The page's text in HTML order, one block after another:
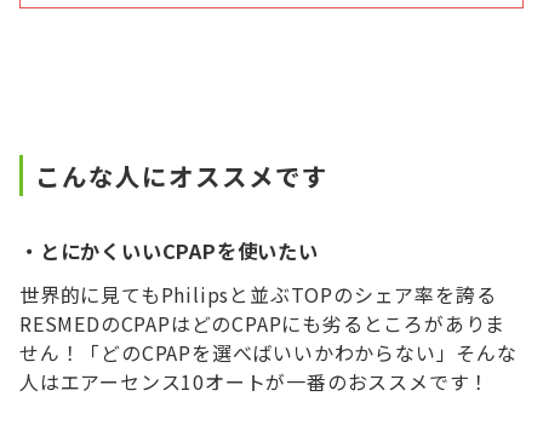
こんな人にオススメです
・とにかくいいCPAPを使いたい
世界的に見てもPhilipsと並ぶTOPのシェア率を誇る
RESMEDのCPAPはどのCPAPにも劣るところがありま
せん！「どのCPAPを選べばいいかわからない」そんな
人はエアーセンス10オートが一番のおススメです！